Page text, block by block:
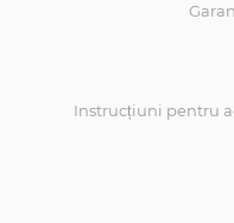
Instrucțiuni pentru